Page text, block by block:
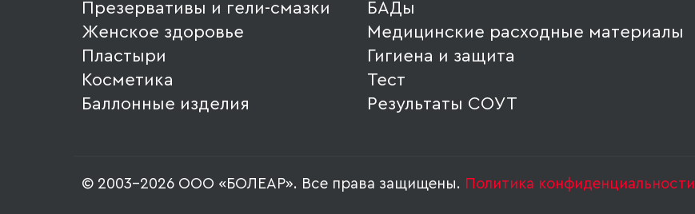
Презервативы и гели-смазки
Женское здоровье
Пластыри
Косметика
Баллонные изделия
БАДы
Медицинские расходные материалы
Гигиена и защита
Тест
Результаты СОУТ
© 2003-2026 ООО «БОЛЕАР». Все права защищены. Политика конфиденциальности